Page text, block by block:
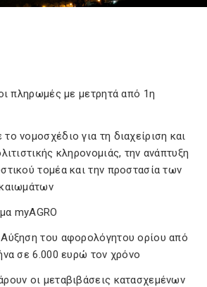
πληρωμές με μετρητά από 1η
νομοσχέδιο για τη διαχείριση και
κληρονομιάς, την ανάπτυξη
τομέα και την προστασία των
myAGRO
του αφορολόγητου ορίου από
σε 6.000 ευρώ τον χρόνο
οι μεταβιβάσεις κατασχεμένων